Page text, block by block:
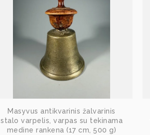
Masyvus antikvarinis žalvarinis
stalo varpelis, varpas su tekinama
medine rankena (17 cm, 500 g)